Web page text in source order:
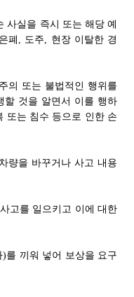
실을 즉시 또는 해당 예
폐, 도주, 현장 이탈한 경
의 또는 불법적인 행위를
할 것을 알면서 이를 행하
또는 침수 등으로 인한 손
량을 바꾸거나 사고 내용
고를 일으키고 이에 대한
를 끼워 넣어 보상을 요구